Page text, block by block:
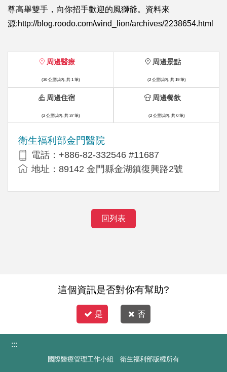
尊高舉雙手，向你招手歡迎的風獅爺。資料來
源:http://blog.roodo.com/wind_lion/archives/2238654.html
周邊醫療
(30 公里以內, 共 1 筆)
衛生福利部金門醫院
電話：+886-82-332546 #11687
地址：89142 金門縣金湖鎮復興路2號
周邊景點
(2 公里以內, 共 19 筆)
周邊住宿
(2 公里以內, 共 37 筆)
周邊餐飲
(2 公里以內, 共 0 筆)
回列表
這個資訊是否對你有幫助?
是 否
:::
國際醫療管理工作小組 衛生福利部版權所有